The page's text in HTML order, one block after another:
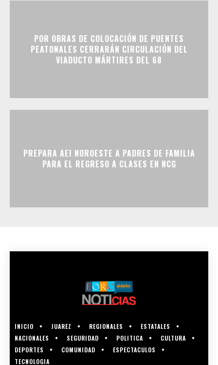
POR OBRAS DE COLOCACIÓN DE PUENTES
PEATONALES CERRARÁN CIRCULACIÓN DEL
VIADUCTO MÁRTIRES DEL 68
PREPARA AEI NOROESTE A PADRES DE FAMILIA
PARA EL REGRESO A CLASES EN NCG
INICIO JUAREZ REGIONALES
ESTATALES
NACIONALES
SEGURIDAD POLITICA
CULTURA
DEPORTES
COMUNIDAD
ESPECTACULOS
TECNOLOGIA